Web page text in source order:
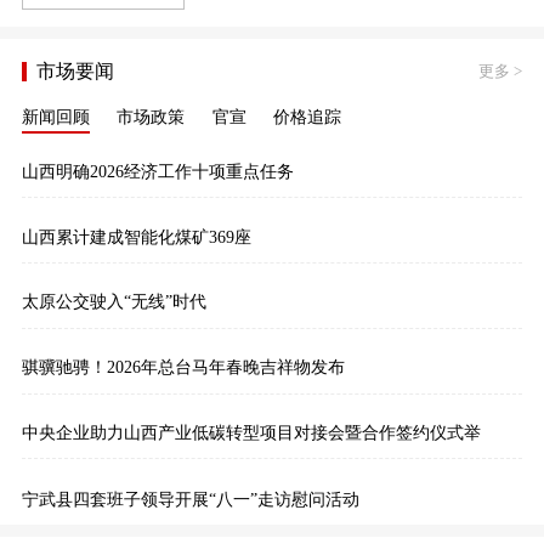
市场要闻 更多 >
新闻回顾 市场政策 官宣 价格追踪
山西明确2026经济工作十项重点任务
山西累计建成智能化煤矿369座
太原公交驶入“无线”时代
骐骥驰骋！2026年总台马年春晚吉祥物发布
中央企业助力山西产业低碳转型项目对接会暨合作签约仪式举
宁武县四套班子领导开展“八一”走访慰问活动